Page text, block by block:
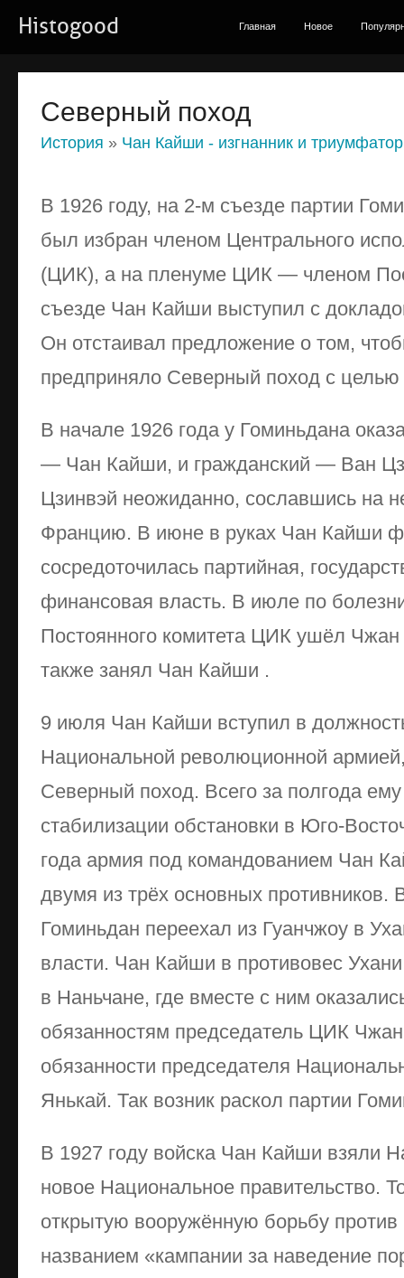
Histogood Главная Новое
Северный поход
История » Чан Кайши - изгнанник и триумфатор
В 1926 году, на 2-м съезде партии
был избран членом Центрального
(ЦИК), а на пленуме ЦИК — членом
съезде Чан Кайши выступил с
Он отстаивал предложение о том,
предприняло Северный поход с
В начале 1926 года у Гоминьдана
— Чан Кайши, и гражданский — Ван
Цзинвэй неожиданно, сославшись на
Францию. В июне в руках Чан Кайши
сосредоточилась партийная,
финансовая власть. В июле по
Постоянного комитета ЦИК ушёл Чжан
также занял Чан Кайши .
9 июля Чан Кайши вступил в
Национальной революционной
Северный поход. Всего за полгода
стабилизации обстановки в Юго-
года армия под командованием Чан
двумя из трёх основных
Гоминьдан переехал из Гуанчжоу в
власти. Чан Кайши в противовес
в Наньчане, где вместе с ним
обязанностям председатель ЦИК
обязанности председателя
Янькай. Так возник раскол партии
В 1927 году войска Чан Кайши взяли
новое Национальное правительство.
открытую вооружённую борьбу
названием «кампании за наведение